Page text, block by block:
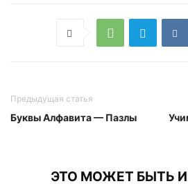
Предыдущая статья
Буквы Алфавита — Пазлы
ЭТО МОЖЕТ БЫТЬ